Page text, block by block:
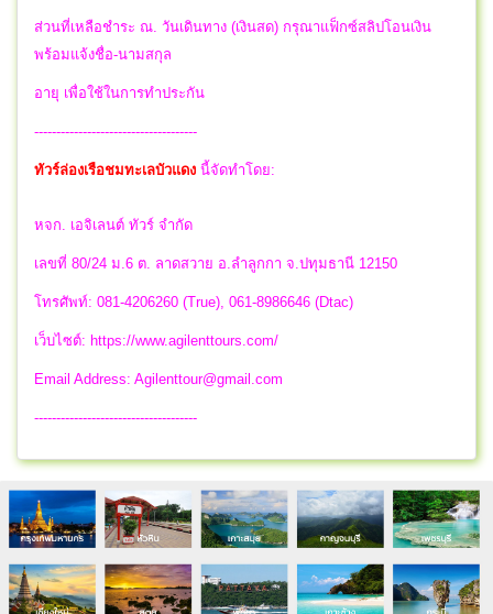
ส่วนที่เหลือชำระ ณ. วันเดินทาง (เงินสด) กรุณาแฟ็กซ์สลิปโอนเงิน
พร้อมแจ้งชื่อ-นามสกุล
อายุ เพื่อใช้ในการทำประกัน
-------------------------------------
ทัวร์ล่องเรือชมทะเลบัวแดง นี้จัดทำโดย:
หจก. เอจิเลนต์ ทัวร์ จำกัด
เลขที่ 80/24 ม.6 ต. ลาดสวาย อ.ลำลูกกา จ.ปทุมธานี 12150
โทรศัพท์: 081-4206260 (True), 061-8986646 (Dtac)
เว็บไซต์: https://www.agilenttours.com/
Email Address: Agilenttour@gmail.com
-------------------------------------